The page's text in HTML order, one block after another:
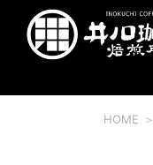
HOME